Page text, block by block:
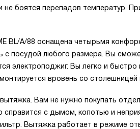
боятся перепадов температур.
BL/A/88 оснащена четырьмя
посудой любого размера. Вы
электроподжиг. Вы легко и быстро
вровень со столешницей
Вам не нужно покупать
справится с дымом, копотью и
Вытяжка работает в режиме